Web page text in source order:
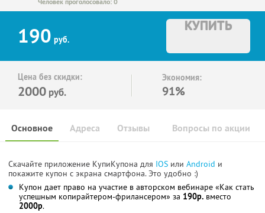
190 руб.
КУПИТЬ
Цена без скидки:
2000 руб.
Экономия:
91%
Основное Отзывы Вопросы по акции
Адреса
Скачайте приложение КупиКупона для IOS или Android и
покажите купон с экрана смартфона. Это удобно :)
Купон дает право на участие в авторском вебинаре «Как стать
успешным копирайтером-фрилансером» за 190р. вместо
2000р.